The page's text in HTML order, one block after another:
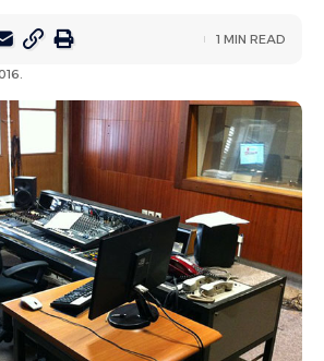
1 MIN READ